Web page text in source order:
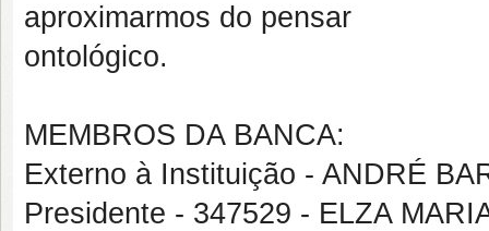
aproximarmos do pensar
ontológico.
MEMBROS DA BANCA:
Externo à Instituição - ANDRÉ
Presidente - 347529 - ELZA